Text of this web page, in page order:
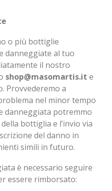
o più bottiglie
danneggiate al tuo
il nostro
shop@masomartis.it e
Provvederemo a
nel minor tempo
danneggiata potremmo
bottiglia e l’invio via
del danno in
simili in futuro.
è necessario seguire
essere rimborsato: